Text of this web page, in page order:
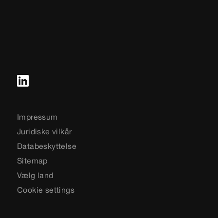
Impressum
Juridiske vilkår
Databeskyttelse
Sitemap
Vælg land
Cookie settings